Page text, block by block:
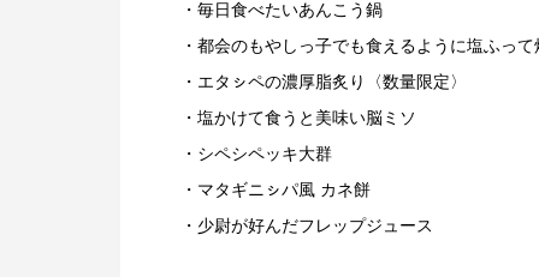
・毎日食べたいあんこう鍋
・都会のもやしっ子でも食えるように塩ふっ
・エタㇱペの濃厚脂炙り〈数量限定〉
・塩かけて食うと美味い脳ミソ
・シペシペッキ大群
・マタギニㇱパ風 カネ餅
・少尉が好んだフレップジュース